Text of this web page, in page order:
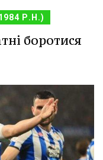
Р.Н.)
боротися